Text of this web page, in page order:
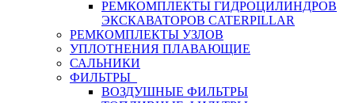
РЕМКОМПЛЕКТЫ ГИДРОЦИЛИНДРОВ
ЭКСКАВАТОРОВ CATERPILLAR
РЕМКОМПЛЕКТЫ УЗЛОВ
УПЛОТНЕНИЯ ПЛАВАЮЩИЕ
САЛЬНИКИ
ФИЛЬТРЫ
ВОЗДУШНЫЕ ФИЛЬТРЫ